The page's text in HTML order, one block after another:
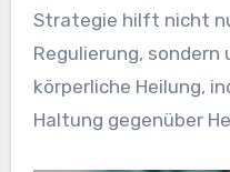
Strategie hilft nicht
Regulierung,
körperliche Heilung,
Haltung gegenüber